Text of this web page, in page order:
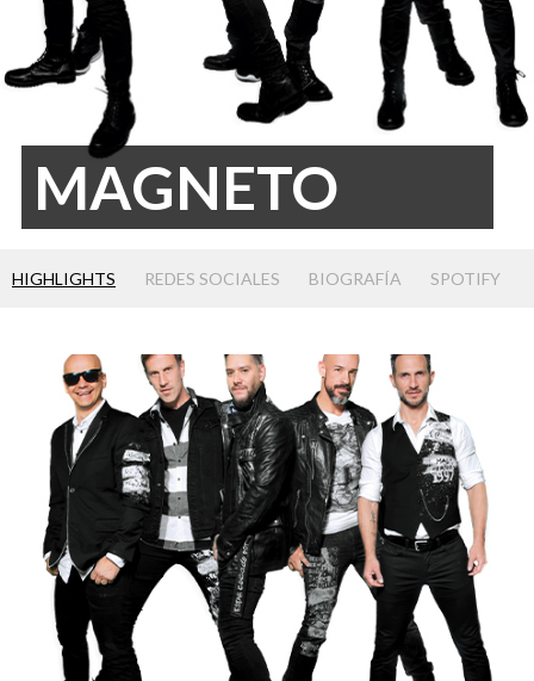
MAGNETO
HIGHLIGHTS REDES SOCIALES BIOGRAFÍA SPOTIFY